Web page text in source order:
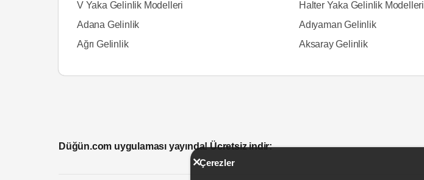
V Yaka Gelinlik Modelleri
Halter Yaka Gelinlik Modelleri
Adana Gelinlik
Adıyaman Gelinlik
Ağrı Gelinlik
Aksaray Gelinlik
Düğün.com uygulaması yayında! Ücretsiz indir:
Çerezler